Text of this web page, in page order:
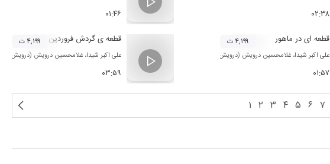
۰۲:۳۸ ۰۱:۴۶
قطعه ای در ماهور
علی اکبر شیدا، غلامحسین درویش (درویش خان) روح الله خالقی
۰۱:۵۷
۴,۱۹۹ ت قطعه ی گردش فروردین
علی اکبر شیدا، غلامحسین درویش (درویش
۰۳:۵۹
۴,۱۹۹ ت
۱ ۲ ۳ ۴ ۵ ۶ ۷